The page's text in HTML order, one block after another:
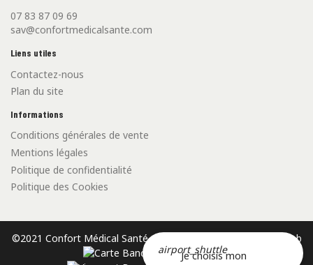
Informations
Conditions générales de vente
Mentions légales
Politique de confidentialité
Politique des Cookies
Liens utiles
Contactez-nous
Plan du site
07 83 87 09 69
sav@confortmedicalsante.com
airport_shuttle
Je choisis mon
©2021 Confort Médical Santé - Créé par l'
Agence Web Cibleweb
Carte Bancaire